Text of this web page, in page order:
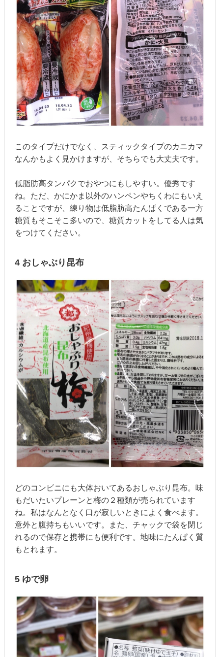
このタイプだけでなく、スティックタイプのカニカマ
なんかもよく見かけますが、そちらでも大丈夫です。
低脂肪高タンパクでおやつにもしやすい。優秀です
ね。ただ、かにかま以外のハンペンやちくわにもいえ
ることですが、練り物は低脂肪高たんぱくである一方
糖質もそこそこ多いので、糖質カットをしてる人は気
をつけてください。
4 おしゃぶり昆布
どのコンビニにも大体おいてあるおしゃぶり昆布。味
もだいたいプレーンと梅の２種類が売られています
ね。私はなんとなく口が寂しいときによく食べます。
意外と腹持ちもいいです。また、チャックで袋を閉じ
れるので保存と携帯にも便利です。地味にたんぱく質
もとれます。
5 ゆで卵